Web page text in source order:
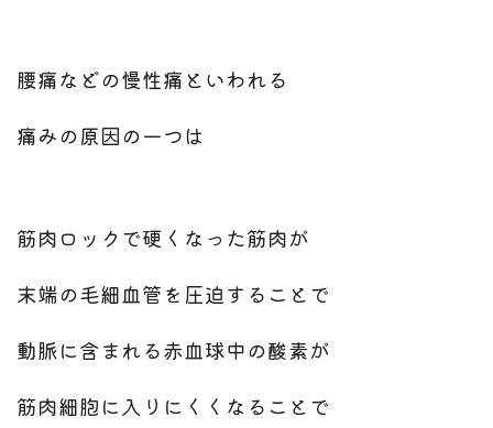
腰痛などの慢性痛といわれる
痛みの原因の一つは
筋肉ロックで硬くなった筋肉が
末端の毛細血管を圧迫することで
動脈に含まれる赤血球中の酸素が
筋肉細胞に入りにくくなることで